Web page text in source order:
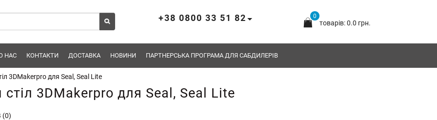
0
товарів: 0.0 грн.
+38 0800 33 51 82
НАС КОНТАКТИ ДОСТАВКА НОВИНИ ПАРТНЕРСЬКА ПРОГРАМА ДЛЯ САБДИЛЕРІВ
3DMakerpro для Seal, Seal Lite
3DMakerpro для Seal, Seal Lite
(0)